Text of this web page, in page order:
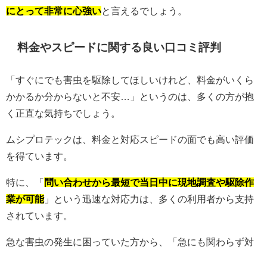
にとって非常に心強いと言えるでしょう。
料金やスピードに関する良い口コミ評判
「すぐにでも害虫を駆除してほしいけれど、料金がいくら
かかるか分からないと不安…」というのは、多くの方が抱
く正直な気持ちでしょう。
ムシプロテックは、料金と対応スピードの面でも高い評価
を得ています。
特に、「 問い合わせから最短で当日中に現地調査や駆除作
業が可能」という迅速な対応力は、多くの利用者から支持
されています。
急な害虫の発生に困っていた方から、「急にも関わらず対